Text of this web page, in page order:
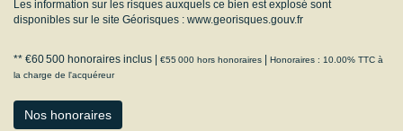
Les information sur les risques auxquels ce bien est explosé sont
disponibles sur le site Géorisques : www.georisques.gouv.fr
** €60 500 honoraires inclus €55 000 hors honoraires
Honoraires : 10.00% TTC à
la charge de l'acquéreur
Nos honoraires